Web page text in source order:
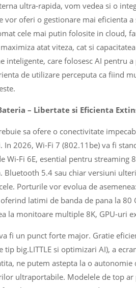
ultra-rapida, vom vedea si o
vor oferi o gestionare mai eficienta
cele mai putin folosite in cloud,
atat viteza, cat si
inteligente, care folosesc AI pentru
de utilizare perceputa ca fiind
– Libertate si Eficienta
sa ofere o conectivitate
In 2026, Wi-Fi 7 (802.11be) va fi
Wi-Fi 6E, esential pentru streaming
Bluetooth 5.4 sau chiar versiuni
Porturile vor evolua de
latimi de banda de pana la
la monitoare multiple 8K, GPU-uri
fi un punct forte major. Gratie
big.LITTLE si optimizari AI), a
ne putem astepta la o
ultraportabile. Modelele de top